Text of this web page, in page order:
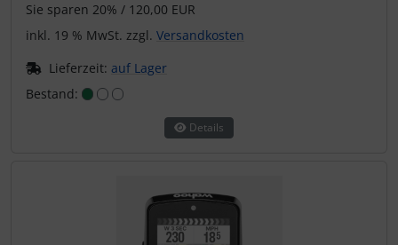
Sie sparen 20% / 120,00 EUR
inkl. 19 % MwSt. zzgl. Versandkosten
Lieferzeit: auf Lager
Bestand:
Details